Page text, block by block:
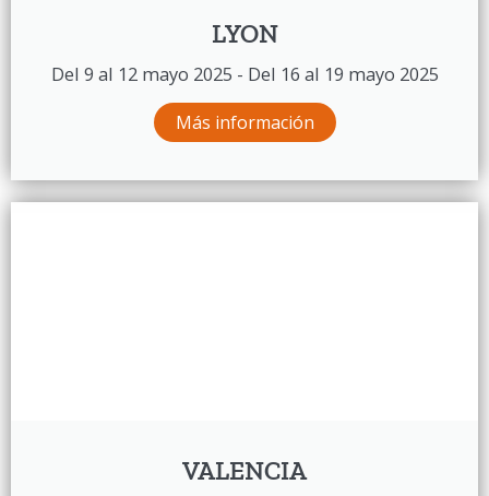
LYON
Del 9 al 12 mayo 2025 - Del 16 al 19 mayo 2025
Más información
VALENCIA